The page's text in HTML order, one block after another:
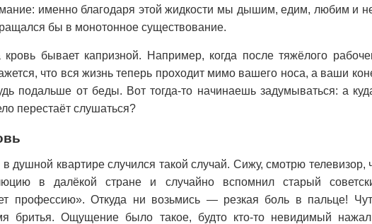
именно благодаря этой жидкости мы дышим, едим, любим и
бы в монотонное существование.
кровь бывает капризной. Например, когда после тяжёлого
что вся жизнь теперь проходит мимо вашего носа, а ваши
подальше от беды. Вот тогда-то начинаешь задумываться: а
перестаёт слушаться?
душной квартире случился такой случай. Сижу, смотрю телевизор,
в далёкой стране и случайно вспомнил старый
профессию». Откуда ни возьмись — резкая боль в пальце!
бритья. Ощущение было такое, будто кто-то невидимый